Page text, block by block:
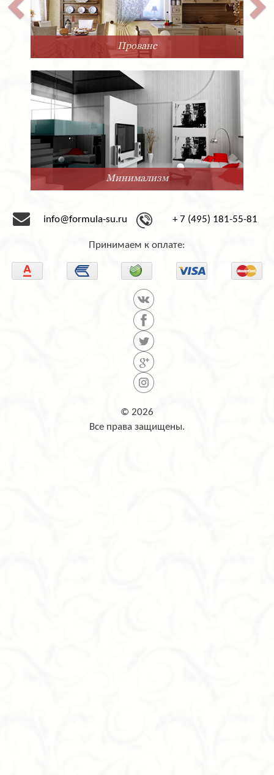
Прованс
Минимализм
info@formula-su.ru + 7 (495) 181-55-81
Принимаем к оплате:
© 2026
Все права защищены.